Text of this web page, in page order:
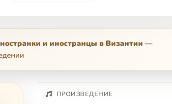
и иностранцы в Византии —
ПРОИЗВЕДЕНИЕ